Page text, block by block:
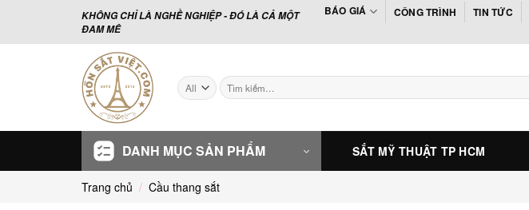
KHÔNG CHỈ LÀ NGHỀ NGHIỆP - ĐÓ LÀ CẢ MỘT
ĐAM MÊ
BÁO GIÁ CÔNG TRÌNH TIN TỨC
Tìm
kiếm:
DANH MỤC SẢN PHẨM SẮT MỸ THUẬT TP HCM
Trang chủ / Cầu thang sắt